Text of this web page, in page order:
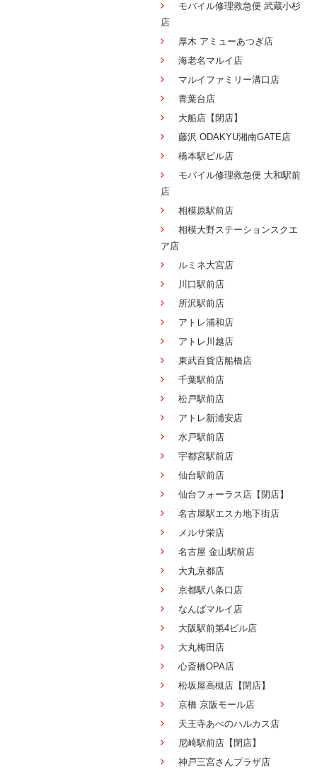
モバイル修理救急便 武蔵小杉
店
厚木 アミューあつぎ店
海老名マルイ店
マルイファミリー溝口店
青葉台店
大船店【閉店】
藤沢 ODAKYU湘南GATE店
橋本駅ビル店
モバイル修理救急便 大和駅前
店
相模原駅前店
相模大野ステーションスクエ
ア店
ルミネ大宮店
川口駅前店
所沢駅前店
アトレ浦和店
アトレ川越店
東武百貨店船橋店
千葉駅前店
松戸駅前店
アトレ新浦安店
水戸駅前店
宇都宮駅前店
仙台駅前店
仙台フォーラス店【閉店】
名古屋駅エスカ地下街店
メルサ栄店
名古屋 金山駅前店
大丸京都店
京都駅八条口店
なんばマルイ店
大阪駅前第4ビル店
大丸梅田店
心斎橋OPA店
松坂屋高槻店【閉店】
京橋 京阪モール店
天王寺あべのハルカス店
尼崎駅前店【閉店】
神戸三宮さんプラザ店